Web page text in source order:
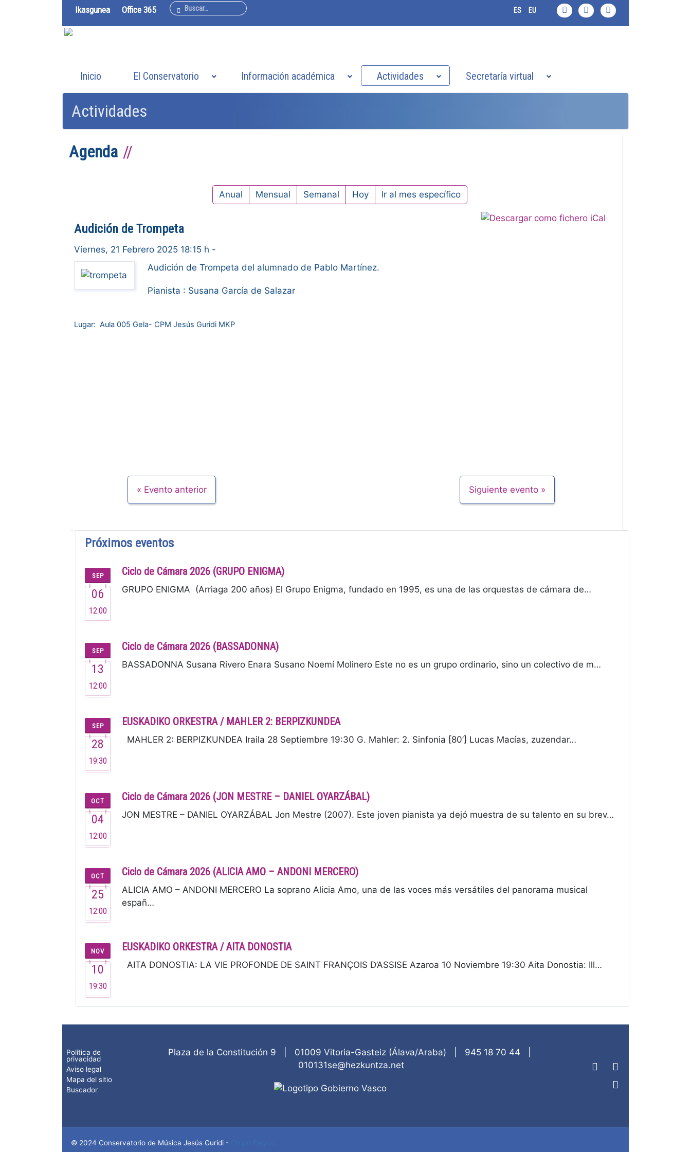
Ikasgunea Office 365 Buscar ES EU
Inicio El Conservatorio Información académica Actividades Secretaría virtual
Actividades
Agenda
Anual Mensual Semanal Hoy Ir al mes específico
Audición de Trompeta
Viernes, 21 Febrero 2025 18:15 h -
Audición de Trompeta del alumnado de Pablo Martínez.
Pianista : Susana García de Salazar
Lugar: Aula 005 Gela- CPM Jesús Guridi MKP
Evento anterior Siguiente evento
Próximos eventos
SEP
06
12:00
Ciclo de Cámara 2026 (GRUPO ENIGMA)
GRUPO ENIGMA (Arriaga 200 años) El Grupo Enigma, fundado en 1995, es una de las orquestas de cámara de…
SEP
13
12:00
Ciclo de Cámara 2026 (BASSADONNA)
BASSADONNA Susana Rivero Enara Susano Noemí Molinero Este no es un grupo ordinario, sino un colectivo de m…
SEP
28
19:30
EUSKADIKO ORKESTRA / MAHLER 2: BERPIZKUNDEA
MAHLER 2: BERPIZKUNDEA Iraila 28 Septiembre 19:30 G. Mahler: 2. Sinfonia [80’] Lucas Macías, zuzendar…
OCT
04
12:00
Ciclo de Cámara 2026 (JON MESTRE – DANIEL OYARZÁBAL)
JON MESTRE – DANIEL OYARZÁBAL Jon Mestre (2007). Este joven pianista ya dejó muestra de su talento en su brev…
OCT
25
12:00
Ciclo de Cámara 2026 (ALICIA AMO – ANDONI MERCERO)
ALICIA AMO – ANDONI MERCERO La soprano Alicia Amo, una de las voces más versátiles del panorama musical
españ…
NOV
10
19:30
EUSKADIKO ORKESTRA / AITA DONOSTIA
AITA DONOSTIA: LA VIE PROFONDE DE SAINT FRANÇOIS D’ASSISE Azaroa 10 Noviembre 19:30 Aita Donostia: Ill…
Política de
privacidad
Aviso legal
Mapa del sitio
Buscador
Plaza de la Constitución 9 01009 Vitoria-Gasteiz (Álava/Araba) 945 18 70 44
010131se@hezkuntza.net
© 2024 Conservatorio de Música Jesús Guridi-